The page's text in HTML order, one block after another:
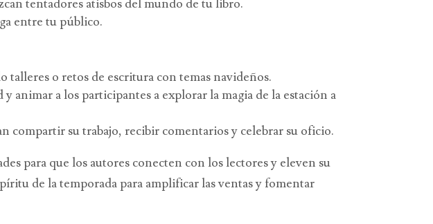
tentadores atisbos del mundo de tu libro.
entre tu público.
talleres o retos de escritura con temas navideños.
animar a los participantes a explorar la magia de la estación a
compartir su trabajo, recibir comentarios y celebrar su oficio.
para que los autores conecten con los lectores y eleven su
de la temporada para amplificar las ventas y fomentar